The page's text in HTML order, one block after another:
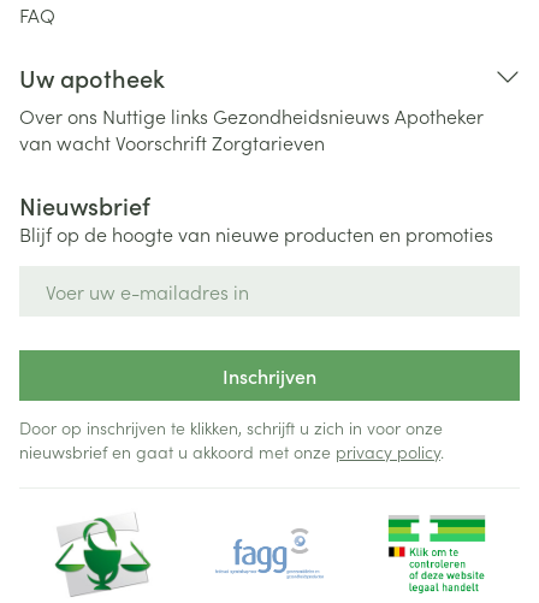
FAQ
Uw apotheek
Over ons Nuttige links Gezondheidsnieuws Apotheker
van wachtVoorschriftZorgtarieven
Nieuwsbrief
Blijf op de hoogte van nieuwe producten en promoties
Inschrijven
Door op inschrijven te klikken, schrijft u zich in voor onze
nieuwsbrief en gaat u akkoord met onze privacy policy.